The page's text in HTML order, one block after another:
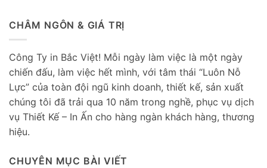
CHÂM NGÔN & GIÁ TRỊ
Công Ty in Bắc Việt! Mỗi ngày làm việc là một ngày
chiến đấu, làm việc hết mình, với tâm thái “Luôn Nỗ
Lực” của toàn đội ngũ kinh doanh, thiết kế, sản xuất
chúng tôi đã trải qua 10 năm trong nghề, phục vụ dịch
vụ Thiết Kế – In Ấn cho hàng ngàn khách hàng, thương
hiệu.
CHUYÊN MỤC BÀI VIẾT